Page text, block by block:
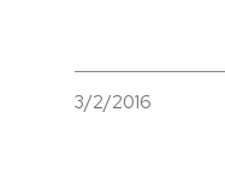
3/2/2016